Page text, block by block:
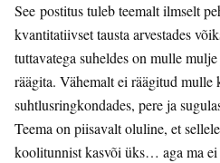
See postitus tuleb teemalt ilmselt
kvantitatiivset tausta arvestades
tuttavatega suheldes on mulle
räägita. Vähemalt ei räägitud
suhtlusringkondades, pere ja
Teema on piisavalt oluline, et
koolitunnist kasvõi üks… aga ma